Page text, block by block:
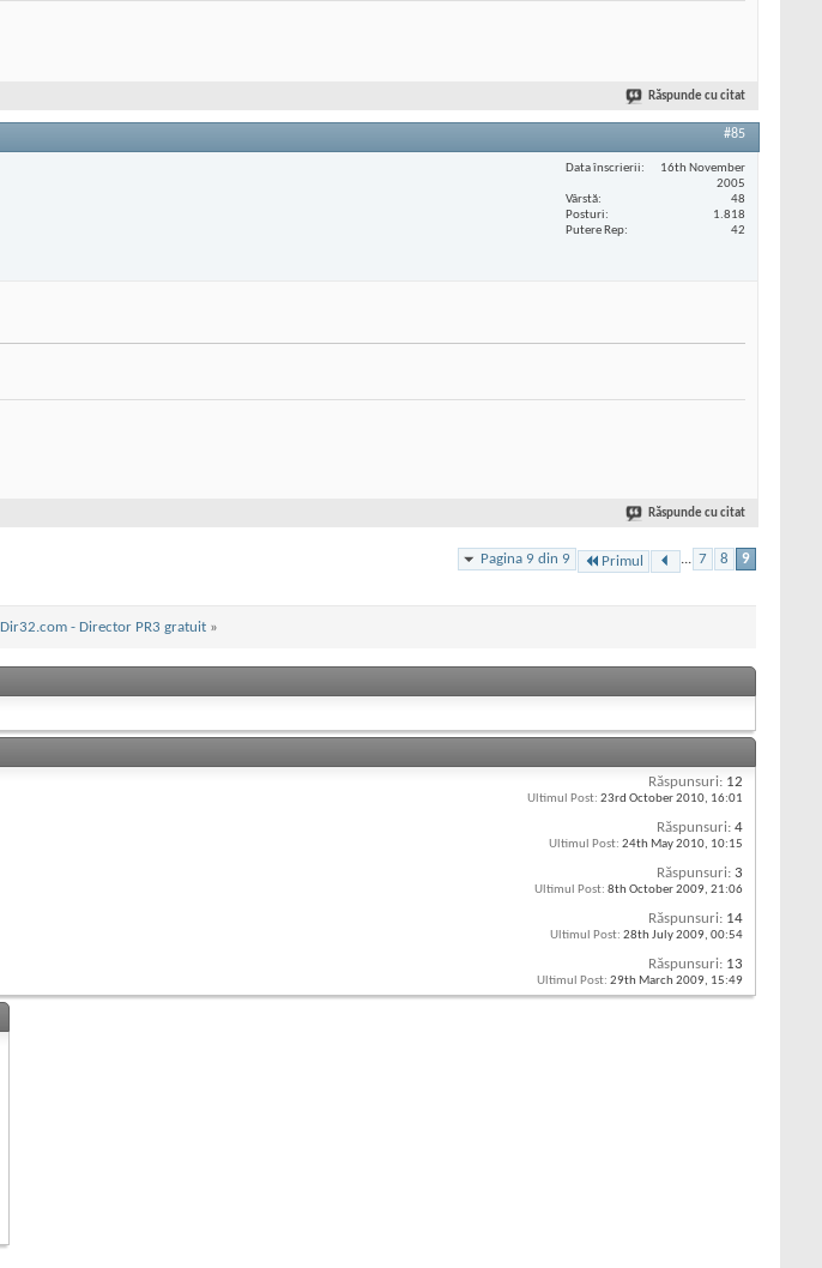
Răspunde cu citat
#85
Data înscrierii
16th November
2005
Vârstă
48
Posturi
1.818
Putere Rep
42
Răspunde cu citat
Pagina 9 din 9 Primul ... 7 8 9
Dir32.com - Director PR3 gratuit »
Răspunsuri: 12
Ultimul Post: 23rd October 2010, 16:01
Răspunsuri: 4
Ultimul Post: 24th May 2010, 10:15
Răspunsuri: 3
Ultimul Post: 8th October 2009, 21:06
Răspunsuri: 14
Ultimul Post: 28th July 2009, 00:54
Răspunsuri: 13
Ultimul Post: 29th March 2009, 15:49